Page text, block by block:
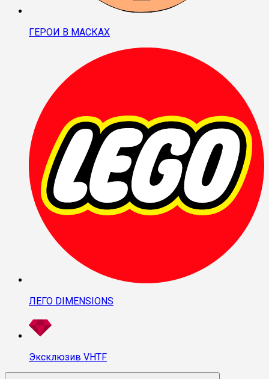
ГЕРОИ В МАСКАХ
ЛЕГО DIMENSIONS
Эксклюзив VHTF